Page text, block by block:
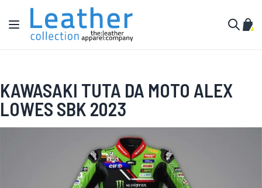
Salta al contenuto
Toggle Nav
KAWASAKI TUTA DA MOTO ALEX
LOWES SBK 2023